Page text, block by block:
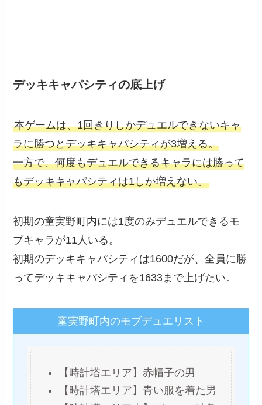
デッキキャパシティの底上げ
本ゲームは、1回きりしかデュエルできないキャ
ラに勝つとデッキキャパシティが3増える。
一方で、何度もデュエルできるキャラには勝って
もデッキキャパシティは1しか増えない。
初期の童実野町内には1度のみデュエルできるモ
ブキャラが11人いる。
初期のデッキキャパシティは1600だが、全員に勝
ってデッキキャパシティを1633まで上げたい。
童実野町内のモブデュエリスト
【時計塔エリア】赤帽子の男
【時計塔エリア】青い服を着た男